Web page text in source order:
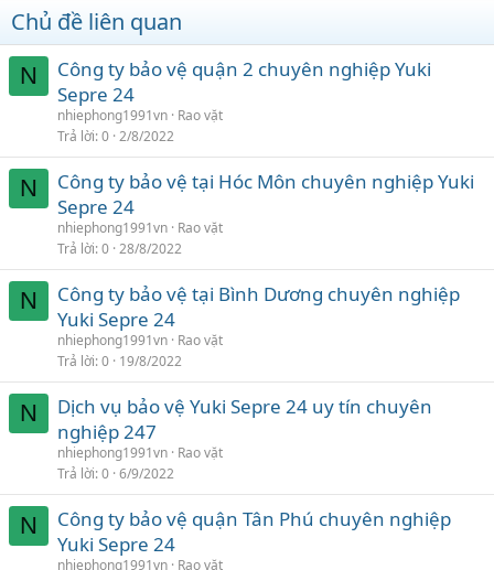
Chủ đề liên quan
N
Công ty bảo vệ quận 2 chuyên nghiệp Yuki
Sepre 24
nhiephong1991vn Rao vặt
Trả lời 0 2/8/2022
N
Công ty bảo vệ tại Hóc Môn chuyên nghiệp Yuki
Sepre 24
nhiephong1991vn Rao vặt
Trả lời 0 28/8/2022
N
Công ty bảo vệ tại Bình Dương chuyên nghiệp
Yuki Sepre 24
nhiephong1991vn Rao vặt
Trả lời 0 19/8/2022
N
Dịch vụ bảo vệ Yuki Sepre 24 uy tín chuyên
nghiệp 247
nhiephong1991vn Rao vặt
Trả lời 0 6/9/2022
N
Công ty bảo vệ quận Tân Phú chuyên nghiệp
Yuki Sepre 24
nhiephong1991vn Rao vặt